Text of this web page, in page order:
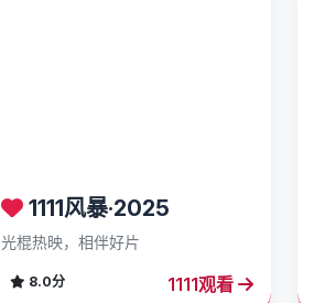
1111风暴·2025
光棍热映，相伴好片
8.0分 1111观看